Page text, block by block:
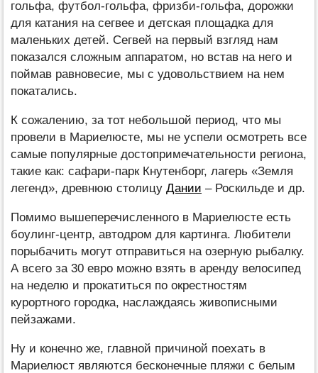
гольфа, футбол-гольфа, фризби-гольфа, дорожки
для катания на сегвее и детская площадка для
маленьких детей. Сегвей на первый взгляд нам
показался сложным аппаратом, но встав на него и
поймав равновесие, мы с удовольствием на нем
покатались.
К сожалению, за тот небольшой период, что мы
провели в Мариелюсте, мы не успели осмотреть все
самые популярные достопримечательности региона,
такие как: сафари-парк Кнутенборг, лагерь «Земля
легенд», древнюю столицу Дании – Роскильде и др.
Помимо вышеперечисленного в Мариелюсте есть
боулинг-центр, автодром для картинга. Любители
порыбачить могут отправиться на озерную рыбалку.
А всего за 30 евро можно взять в аренду велосипед
на неделю и прокатиться по окрестностям
курортного городка, наслаждаясь живописными
пейзажами.
Ну и конечно же, главной причиной поехать в
Мариелюст являются бесконечные пляжи с белым